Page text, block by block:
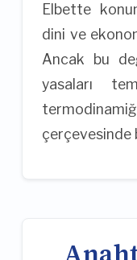
Elbette
dini ve
Ancak bu
yasaları
çerçevesinde